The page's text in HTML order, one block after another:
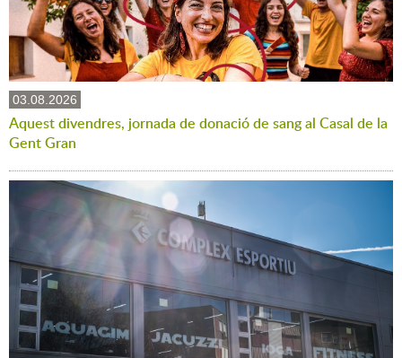
03.08.2026
Aquest divendres, jornada de donació de sang al Casal de la
Gent Gran